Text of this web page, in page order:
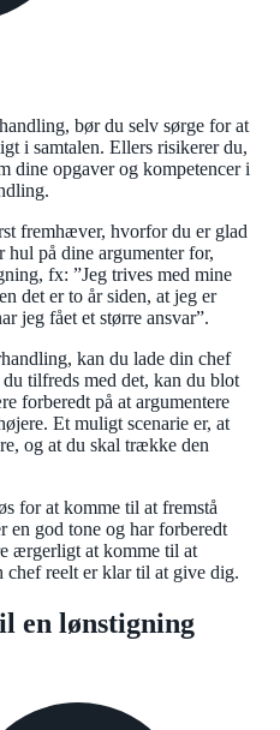
bør du selv sørge for at
i samtalen. Ellers risikerer du,
dine opgaver og kompetencer i
fremhæver, hvorfor du er glad
hul på dine argumenter for,
fx: ”Jeg trives med mine
det er to år siden, at jeg er
jeg fået et større ansvar”.
kan du lade din chef
tilfreds med det, kan du blot
forberedt på at argumentere
Et muligt scenarie er, at
og at du skal trække den
for at komme til at fremstå
en god tone og har forberedt
ærgerligt at komme til at
chef reelt er klar til at give dig.
en lønstigning